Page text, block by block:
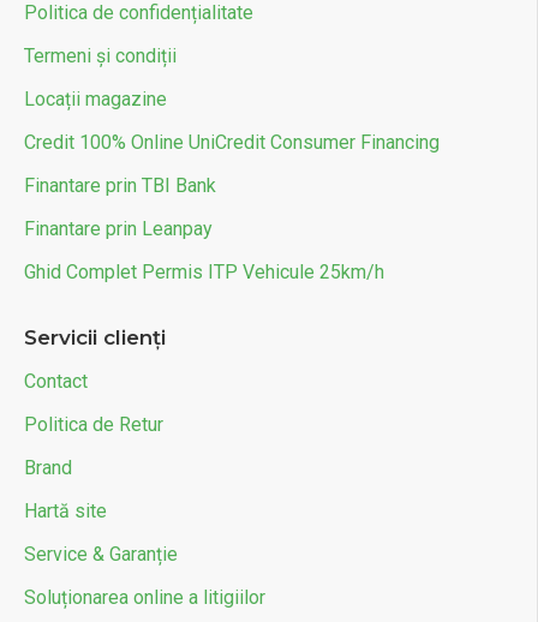
Politica de confidențialitate
Termeni și condiții
Locații magazine
Credit 100% Online UniCredit Consumer Financing
Finantare prin TBI Bank
Finantare prin Leanpay
Ghid Complet Permis ITP Vehicule 25km/h
Servicii clienți
Contact
Politica de Retur
Brand
Hartă site
Service & Garanție
Soluționarea online a litigiilor